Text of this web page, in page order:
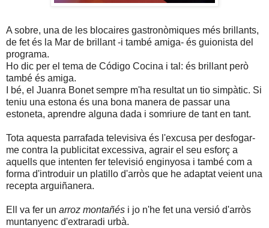
A sobre, una de les blocaires gastronòmiques més brillants,
de fet és la Mar de brillant -i també amiga- és guionista del
programa.
Ho dic per el tema de Código Cocina i tal: és brillant però
també és amiga.
I bé, el Juanra Bonet sempre m'ha resultat un tio simpàtic. Si
teniu una estona és una bona manera de passar una
estoneta, aprendre alguna dada i somriure de tant en tant.
Tota aquesta parrafada televisiva és l'excusa per desfogar-
me contra la publicitat excessiva, agrair el seu esforç a
aquells que intenten fer televisió enginyosa i també com a
forma d'introduir un platillo d'arròs que he adaptat veient una
recepta arguiñanera.
Ell va fer un arroz montañés i jo n'he fet una versió d'arròs
muntanyenc d'extraradi urbà.